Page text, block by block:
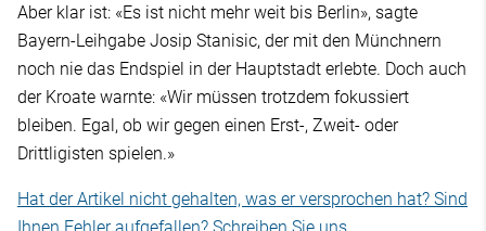
Aber klar ist: «Es ist nicht mehr weit bis Berlin», sagte
Bayern-Leihgabe Josip Stanisic, der mit den Münchnern
noch nie das Endspiel in der Hauptstadt erlebte. Doch auch
der Kroate warnte: «Wir müssen trotzdem fokussiert
bleiben. Egal, ob wir gegen einen Erst-, Zweit- oder
Drittligisten spielen.»
Hat der Artikel nicht gehalten, was er versprochen hat? Sind